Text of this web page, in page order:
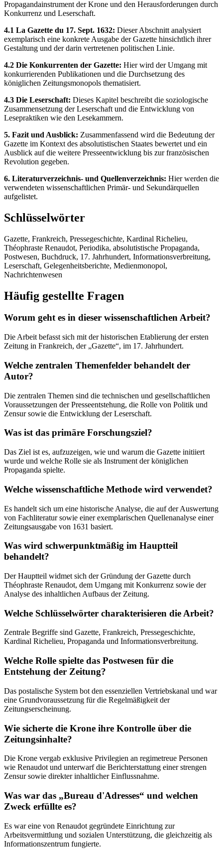
Propagandainstrument der Krone und den Herausforderungen durch
Konkurrenz und Leserschaft.
4.1 La Gazette du 17. Sept. 1632: Dieser Abschnitt analysiert
exemplarisch eine konkrete Ausgabe der Gazette hinsichtlich ihrer
Gestaltung und der darin vertretenen politischen Linie.
4.2 Die Konkurrenten der Gazette: Hier wird der Umgang mit
konkurrierenden Publikationen und die Durchsetzung des
königlichen Zeitungsmonopols thematisiert.
4.3 Die Leserschaft: Dieses Kapitel beschreibt die soziologische
Zusammensetzung der Leserschaft und die Entwicklung von
Lesepraktiken wie den Lesekammern.
5. Fazit und Ausblick: Zusammenfassend wird die Bedeutung der
Gazette im Kontext des absolutistischen Staates bewertet und ein
Ausblick auf die weitere Presseentwicklung bis zur französischen
Revolution gegeben.
6. Literaturverzeichnis- und Quellenverzeichnis: Hier werden die
verwendeten wissenschaftlichen Primär- und Sekundärquellen
aufgelistet.
Schlüsselwörter
Gazette, Frankreich, Pressegeschichte, Kardinal Richelieu,
Théophraste Renaudot, Periodika, absolutistische Propaganda,
Postwesen, Buchdruck, 17. Jahrhundert, Informationsverbreitung,
Leserschaft, Gelegenheitsberichte, Medienmonopol,
Nachrichtenwesen
Häufig gestellte Fragen
Worum geht es in dieser wissenschaftlichen Arbeit?
Die Arbeit befasst sich mit der historischen Etablierung der ersten
Zeitung in Frankreich, der „Gazette“, im 17. Jahrhundert.
Welche zentralen Themenfelder behandelt der
Autor?
Die zentralen Themen sind die technischen und gesellschaftlichen
Voraussetzungen der Presseentstehung, die Rolle von Politik und
Zensur sowie die Entwicklung der Leserschaft.
Was ist das primäre Forschungsziel?
Das Ziel ist es, aufzuzeigen, wie und warum die Gazette initiiert
wurde und welche Rolle sie als Instrument der königlichen
Propaganda spielte.
Welche wissenschaftliche Methode wird verwendet?
Es handelt sich um eine historische Analyse, die auf der Auswertung
von Fachliteratur sowie einer exemplarischen Quellenanalyse einer
Zeitungsausgabe von 1631 basiert.
Was wird schwerpunktmäßig im Hauptteil
behandelt?
Der Hauptteil widmet sich der Gründung der Gazette durch
Théophraste Renaudot, dem Umgang mit Konkurrenz sowie der
Analyse des inhaltlichen Aufbaus der Zeitung.
Welche Schlüsselwörter charakterisieren die Arbeit?
Zentrale Begriffe sind Gazette, Frankreich, Pressegeschichte,
Kardinal Richelieu, Propaganda und Informationsverbreitung.
Welche Rolle spielte das Postwesen für die
Entstehung der Zeitung?
Das postalische System bot den essenziellen Vertriebskanal und war
eine Grundvoraussetzung für die Regelmäßigkeit der
Zeitungserscheinung.
Wie sicherte die Krone ihre Kontrolle über die
Zeitungsinhalte?
Die Krone vergab exklusive Privilegien an regimetreue Personen
wie Renaudot und unterwarf die Berichterstattung einer strengen
Zensur sowie direkter inhaltlicher Einflussnahme.
Was war das „Bureau d'Adresses“ und welchen
Zweck erfüllte es?
Es war eine von Renaudot gegründete Einrichtung zur
Arbeitsvermittlung und sozialen Unterstützung, die gleichzeitig als
Informationszentrum fungierte.